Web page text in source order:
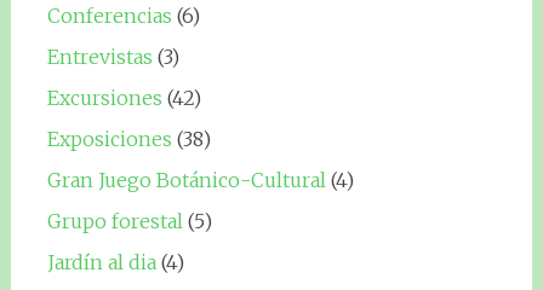
Conferencias (6)
Entrevistas (3)
Excursiones (42)
Exposiciones (38)
Gran Juego Botánico-Cultural(4)
Grupo forestal(5)
Jardín al dia(4)